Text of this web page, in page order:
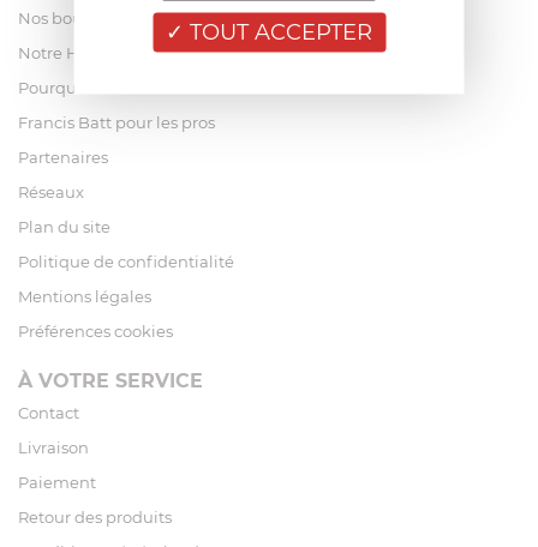
Nos boutiques
Notre Histoire
Pourquoi acheter chez Francis Batt ?
Francis Batt pour les pros
Partenaires
Réseaux
Plan du site
Politique de confidentialité
Mentions légales
Préférences cookies
À VOTRE SERVICE
Contact
Livraison
Paiement
Retour des produits
TOUT ACCEPTER